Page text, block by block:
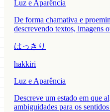
Luz e Aparência
De forma chamativa e
descrevendo textos, imagens
はっきり
hakkiri
Luz e Aparência
Descreve um estado em que
ambiguidades para os